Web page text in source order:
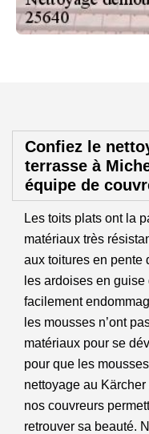
Confiez le
terrasse à
équipe de
Les toits plats ont la
matériaux très
aux toitures en pente
les ardoises en
facilement
les mousses n’ont
matériaux pour se
pour que les
nettoyage au
nos couvreurs
retrouver sa beauté.